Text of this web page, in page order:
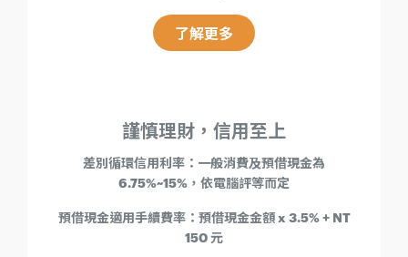
了解更多
謹慎理財，信用至上
差別循環信用利率：一般消費及預借現金為
6.75%~15%，依電腦評等而定
預借現金適用手續費率：預借現金金額 x 3.5% + NT
150 元